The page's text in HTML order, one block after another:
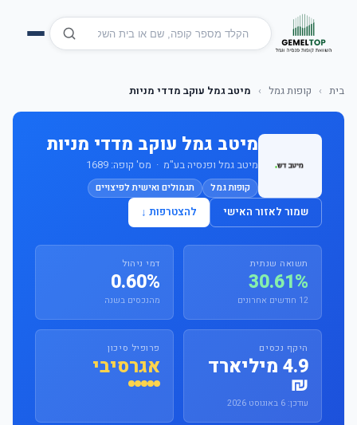
בית › קופות גמל › מיטב גמל עוקב מדדי מניות
מיטב גמל עוקב מדדי מניות
מיטב גמל ופנסיה בע"מ · מס' קופה: 1689
קופות גמל תגמולים ואישית לפיצויים
שמור לאזור האישי להצטרפות ↓
תשואה שנתית
30.61%
12 חודשים אחרונים
דמי ניהול
0.60%
מהנכסים בשנה
היקף נכסים
4.9 מיליארד
₪
עודכן: 6 באוגוסט 2026
פרופיל סיכון
אגרסיבי